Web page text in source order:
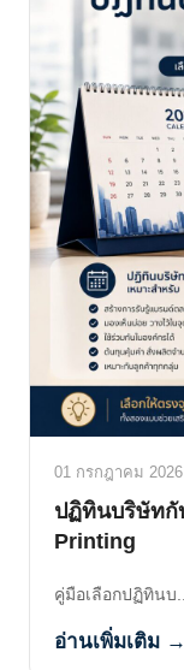
01 กรกฎาคม 2026
ปฏิทินบริษัทกั
Printing
คู่มือเลือกปฏิทินบ...
อ่านเพิ่มเติม →